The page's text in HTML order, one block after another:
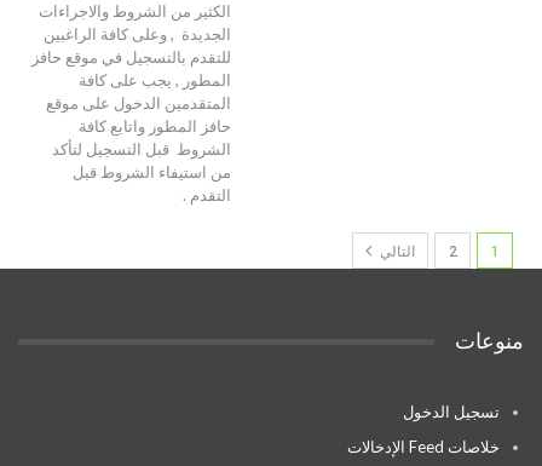
الكثير من الشروط والاجراءات
الجديدة , وعلى كافة الراغبين
للتقدم بالتسجيل في موقع حافز
المطور , يجب على كافة
المتقدمين الدخول على موقع
حافز المطور واتابع كافة
الشروط قبل التسجيل لتأكد
من استيفاء الشروط قبل
التقدم .
1
2 التالي
منوعات
تسجيل الدخول
خلاصات Feed الإدخالات